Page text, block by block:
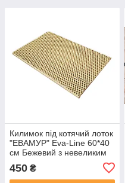
Килимок під котячий лоток
"ЕВАМУР" Eva-Line 60*40
см Бежевий з невеликим
450 ₴